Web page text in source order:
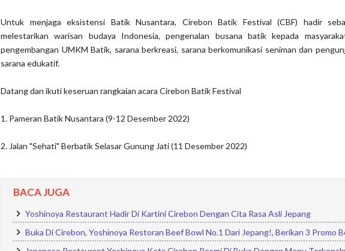
Untuk menjaga eksistensi Batik Nusantara, Cirebon Batik Festival (CBF) hadir
melestarikan warisan budaya Indonesia, pengenalan busana batik kepada
pengembangan UMKM Batik, sarana berkreasi, sarana berkomunikasi seniman dan
sarana edukatif.
Datang dan ikuti keseruan rangkaian acara Cirebon Batik Festival
1. Pameran Batik Nusantara (9-12 Desember 2022)
2. Jalan "Sehati" Berbatik Selasar Gunung Jati (11 Desember 2022)
BACA JUGA
Yoshinoya Restaurant Hadir Di Kartini Cirebon Dengan Cita Rasa Asli Jepang
Buka Di Cirebon, Yoshinoya Restoran Beef Bowl No.1 Dari Jepang!, Berikan 3 Promo